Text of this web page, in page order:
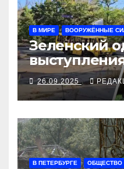
В МИРЕ ВООРУЖЁННЫЕ
Зеленский
закрыли
рубеж
26.09.2025
В ПЕТЕРБУРГЕ ОБЩЕСТВО